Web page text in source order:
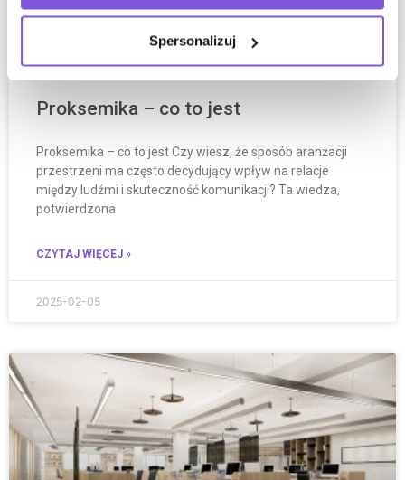
Spersonalizuj
Proksemika – co to jest
Proksemika – co to jest Czy wiesz, że sposób aranżacji
przestrzeni ma często decydujący wpływ na relacje
między ludźmi i skuteczność komunikacji? Ta wiedza,
potwierdzona
CZYTAJ WIĘCEJ »
2025-02-05